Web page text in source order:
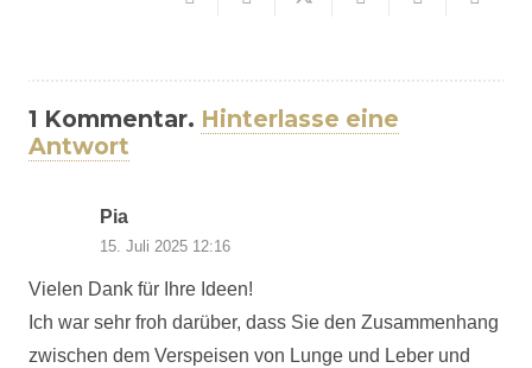
1 Kommentar. Hinterlasse eine
Antwort
Pia
15. Juli 2025 12:16
Vielen Dank für Ihre Ideen!
Ich war sehr froh darüber, dass Sie den Zusammenhang
zwischen dem Verspeisen von Lunge und Leber und